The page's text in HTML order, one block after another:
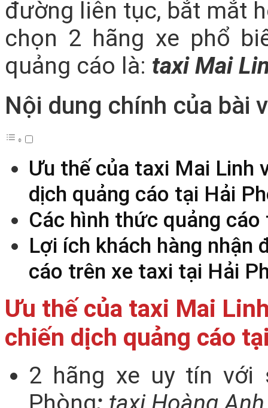
đường liên tục, bắt mắt
chọn 2 hãng xe phổ
quảng cáo là: taxi Mai
Nội dung chính của bài
Ưu thế của taxi Mai Linh
dịch quảng cáo tại Hải
Các hình thức quảng
Lợi ích khách hàng nhận
cáo trên xe taxi tại Hải
Ưu thế của taxi Mai
chiến dịch quảng cáo
2 hãng xe uy tín với